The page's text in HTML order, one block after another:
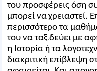
του προσφέρεις όση
μπορεί να χρειαστεί.
περισσότερο τα
του να ταξιδεύει με
η Ιστορία ή τα
διακριτική επίβλεψη